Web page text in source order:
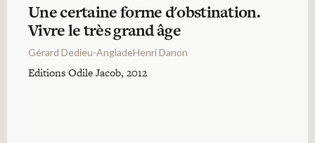
Articles
A la une
Adolescence
Dispositif
Enfance
Périnatalité
Psychanalyse
Psychopathologie
Soin
Dossiers
Une certaine forme d'obstination.
Vivre le très grand âge
Gérard Dedieu-AngladeHenri Danon
Editions Odile Jacob, 2012